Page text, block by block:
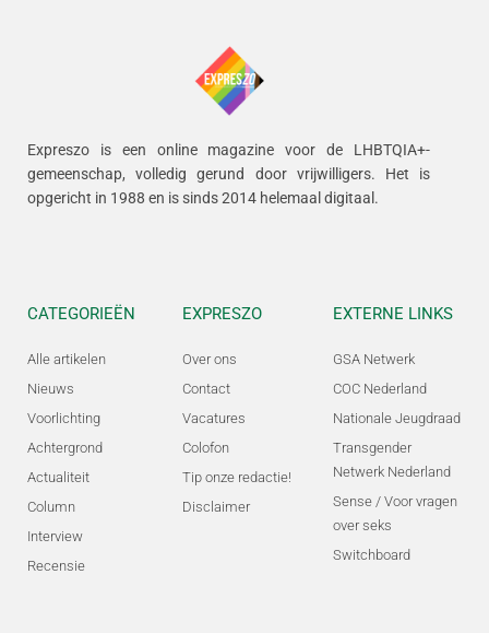
Expreszo is een online magazine voor de LHBTQIA+-
gemeenschap, volledig gerund door vrijwilligers. Het is
opgericht in 1988 en is sinds 2014 helemaal digitaal.
CATEGORIEËN
Alle artikelen
Nieuws
Voorlichting
Achtergrond
Actualiteit
Column
Interview
Recensie
EXPRESZO
Over ons
Contact
Vacatures
Colofon
Tip onze redactie!
Disclaimer
EXTERNE LINKS
GSA Netwerk
COC Nederland
Nationale Jeugdraad
Transgender
Netwerk Nederland
Sense / Voor vragen
over seks
Switchboard